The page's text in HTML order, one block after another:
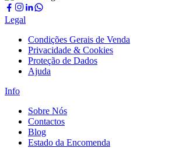
Legal
Condições Gerais de Venda
Privacidade & Cookies
Proteção de Dados
Ajuda
Info
Sobre Nós
Contactos
Blog
Estado da Encomenda